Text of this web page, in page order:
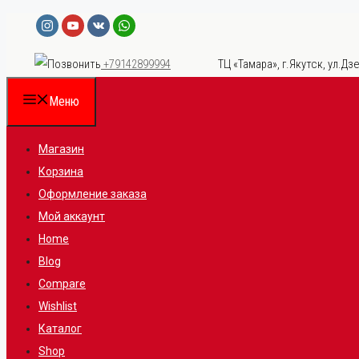
Перейти
содержимому
+79142899994 ТЦ «Тамара», г.Якутск,
Меню
Магазин
Корзина
Оформление заказа
Мой аккаунт
Home
Blog
Compare
Wishlist
Каталог
Shop